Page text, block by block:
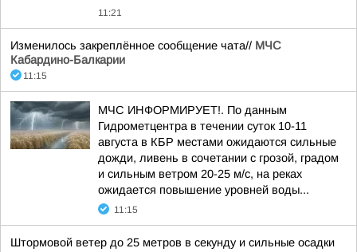
11:21
Изменилось закреплённое сообщение чата// МЧС
Кабардино-Балкарии
11:15
МЧС ИНФОРМИРУЕТ!. По данным
Гидрометцентра в течении суток 10-11
августа в КБР местами ожидаются сильные
дожди, ливень в сочетании с грозой, градом
и сильным ветром 20-25 м/с, на реках
ожидается повышение уровней воды...
11:15
Штормовой ветер до 25 метров в секунду и сильные осадки